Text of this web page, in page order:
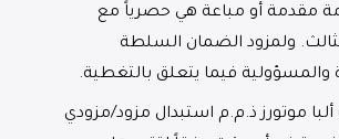
مقدمة أو مباعة هي حصرياً مع
ولمزود الضمان السلطة
والمسؤولية فيما يتعلق بالتغطية.
موتورز ذ.م.م استبدال مزود/مزودي